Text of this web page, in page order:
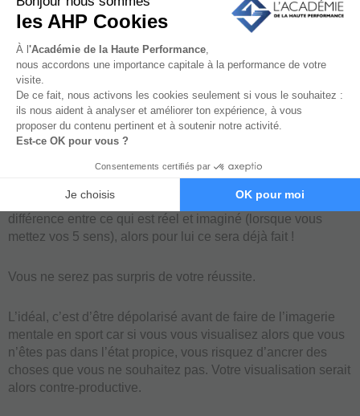
La répétition de la visualisation dans les bonnes conditions
va permettre à votre cerveau de normaliser ce que vous
souhaitez matérialiser.
En effet, comme vu précédemment, il ne fait pas la
différence entre ce qui est réel et imaginé (lorsque vous
mettez vos 5 sens), alors pour lui ce sera déjà fait !
Vous ne serez pas surpris de votre réussite.
L’idéal, c’est d’être dépolarisé avant de faire de l’imagerie
mentale en sport car si vous vous visualisez alors que vous
n’êtes pas dans l’état propice, vous risquez d’ancrer des
choses que vous ne souhaitez pas. Votre visualisation serait
alors contre-productive.